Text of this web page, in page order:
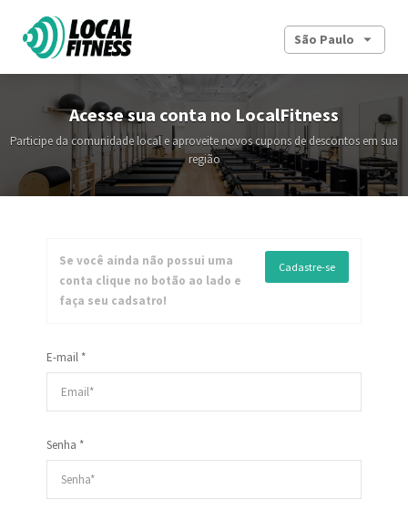
São Paulo
Acesse sua conta no LocalFitness
Participe da comunidade local e aproveite novos cupons de descontos em sua
região
Cadastre-se
Se você ainda não possui uma
conta clique no botão ao lado e
faça seu cadsatro!
E-mail *
Senha *